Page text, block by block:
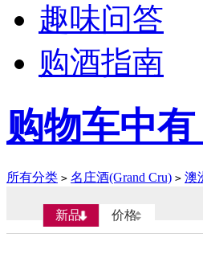
趣味问答
购酒指南
购物车中有
所有分类 > 名庄酒(Grand Cru) > 澳
新品 价格